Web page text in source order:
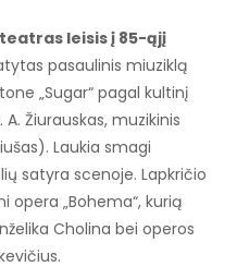
leisis į 85-ąjį
pasaulinis miuziklą
„Sugar“ pagal kultinį
Žiurauskas, muzikinis
Laukia smagi
satyra scenoje. Lapkričio
opera „Bohema“, kurią
Cholina bei operos